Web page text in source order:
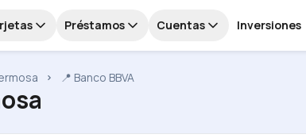
Préstamos Cuentas Inversiones
📍 Banco BBVA